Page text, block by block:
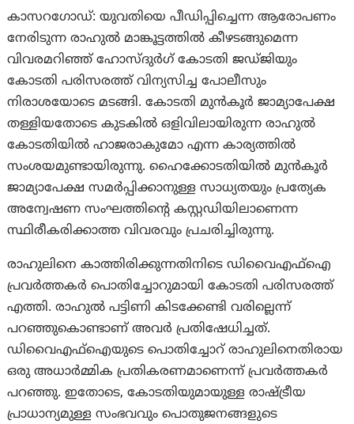
കാസറഗോഡ്: യുവതിയെ പീഡിപ്പിച്ചെന്ന ആരോപണം
നേരിടുന്ന രാഹുൽ മാങ്കൂട്ടത്തിൽ കീഴടങ്ങുമെന്ന
വിവരമറിഞ്ഞ് ഹോസ്ദുർഗ് കോടതി ജഡ്ജിയും
കോടതി പരിസരത്ത് വിന്യസിച്ച പോലീസും
നിരാശയോടെ മടങ്ങി. കോടതി മുൻകൂർ ജാമ്യാപേക്ഷ
തള്ളിയതോടെ കുടകിൽ ഒളിവിലായിരുന്ന രാഹുൽ
കോടതിയിൽ ഹാജരാകുമോ എന്ന കാര്യത്തിൽ
സംശയമുണ്ടായിരുന്നു. ഹൈക്കോടതിയിൽ മുൻകൂർ
ജാമ്യാപേക്ഷ സമർപ്പിക്കാനുള്ള സാധ്യതയും പ്രത്യേക
അന്വേഷണ സംഘത്തിന്റെ കസ്റ്റഡിയിലാണെന്ന
സ്ഥിരീകരിക്കാത്ത വിവരവും പ്രചരിച്ചിരുന്നു.
രാഹുലിനെ കാത്തിരിക്കുന്നതിനിടെ ഡിവൈഎഫ്ഐ
പ്രവർത്തകർ പൊതിച്ചോറുമായി കോടതി പരിസരത്ത്
എത്തി. രാഹുൽ പട്ടിണി കിടക്കേണ്ടി വരില്ലെന്ന്
പറഞ്ഞുകൊണ്ടാണ് അവർ പ്രതിഷേധിച്ചത്.
ഡിവൈഎഫ്ഐയുടെ പൊതിച്ചോറ് രാഹുലിനെതിരായ
ഒരു അധാർമ്മിക പ്രതികരണമാണെന്ന് പ്രവർത്തകർ
പറഞ്ഞു. ഇതോടെ, കോടതിയുമായുള്ള രാഷ്ട്രീയ
പ്രാധാന്യമുള്ള സംഭവവും പൊതുജനങ്ങളുടെ